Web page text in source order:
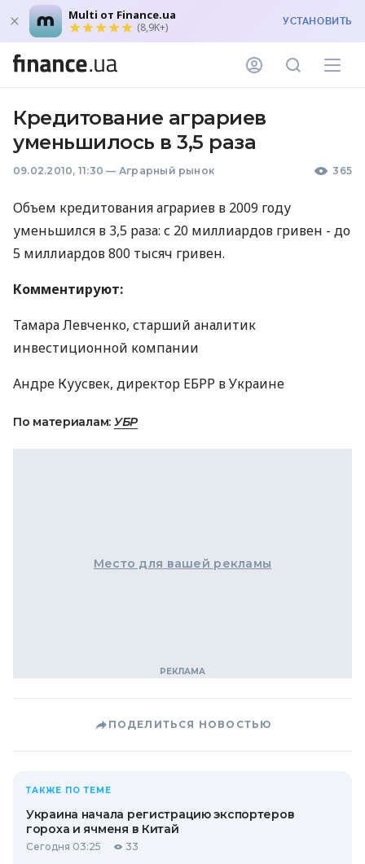
Multi от Finance.ua
(8,9K+) УСТАНОВИТЬ
Кредитование аграриев
уменьшилось в 3,5 раза
09.02.2010, 11:30 — Аграрный рынок 365
Объем кредитования аграриев в 2009 году
уменьшился в 3,5 раза: с 20 миллиардов гривен - до
5 миллиардов 800 тысяч гривен.
Комментируют:
Тамара Левченко, старший аналитик
инвестиционной компании
Андре Куусвек, директор ЕБРР в Украине
По материалам: УБР
Место для вашей рекламы
ПОДЕЛИТЬСЯ НОВОСТЬЮ
ТАКЖЕ ПО ТЕМЕ
Украина начала регистрацию экспортеров
гороха и ячменя в Китай
Сегодня 03:25 33